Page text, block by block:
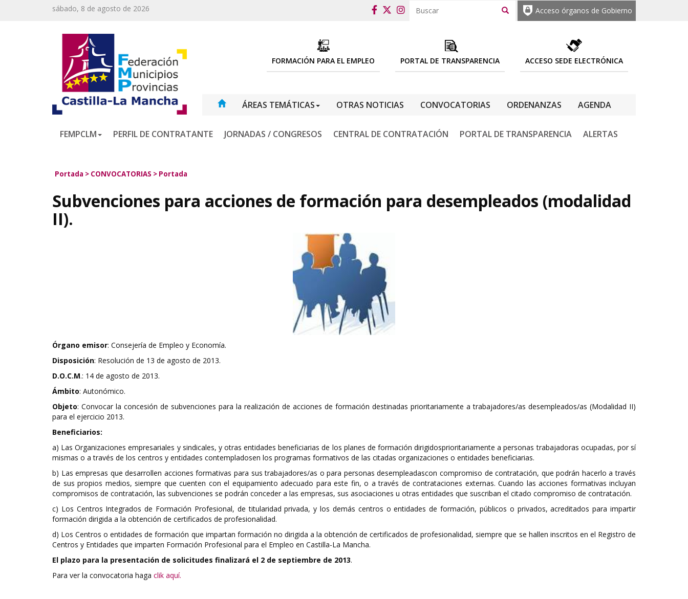
sábado, 8 de agosto de 2026 Acceso órganos de Gobierno
ACCESO SEDE ELECTRÓNICA
PORTAL DE TRANSPARENCIA
FORMACIÓN PARA EL EMPLEO
ÁREAS TEMÁTICAS OTRAS NOTICIAS CONVOCATORIAS ORDENANZAS AGENDA
FEMPCLM PERFIL DE CONTRATANTE JORNADAS / CONGRESOS CENTRAL DE CONTRATACIÓN PORTAL DE TRANSPARENCIA ALERTAS
Portada > CONVOCATORIAS > Portada
Subvenciones para acciones de formación para desempleados (modalidad
II).
Órgano emisor: Consejería de Empleo y Economía.
Disposición: Resolución de 13 de agosto de 2013.
D.O.C.M.: 14 de agosto de 2013.
Ámbito: Autonómico.
Objeto: Convocar la concesión de subvenciones para la realización de acciones de formación destinadas prioritariamente a trabajadores/as desempleados/as (Modalidad II)
para el ejercicio 2013.
Beneficiarios:
a) Las Organizaciones empresariales y sindicales, y otras entidades beneficiarias de los planes de formación dirigidosprioritariamente a personas trabajadoras ocupadas, por sí
mismas o a través de los centros y entidades contempladosen los programas formativos de las citadas organizaciones o entidades beneficiarias.
b) Las empresas que desarrollen acciones formativas para sus trabajadores/as o para personas desempleadascon compromiso de contratación, que podrán hacerlo a través
de sus propios medios, siempre que cuenten con el equipamiento adecuado para este fin, o a través de contrataciones externas. Cuando las acciones formativas incluyan
compromisos de contratación, las subvenciones se podrán conceder a las empresas, sus asociaciones u otras entidades que suscriban el citado compromiso de contratación.
c) Los Centros Integrados de Formación Profesional, de titularidad privada, y los demás centros o entidades de formación, públicos o privados, acreditados para impartir
formación dirigida a la obtención de certificados de profesionalidad.
d) Los Centros o entidades de formación que impartan formación no dirigida a la obtención de certificados de profesionalidad, siempre que se hallen inscritos en el Registro de
Centros y Entidades que imparten Formación Profesional para el Empleo en Castilla-La Mancha.
El plazo para la presentación de solicitudes finalizará el 2 de septiembre de 2013.
Para ver la convocatoria haga clik aquí.